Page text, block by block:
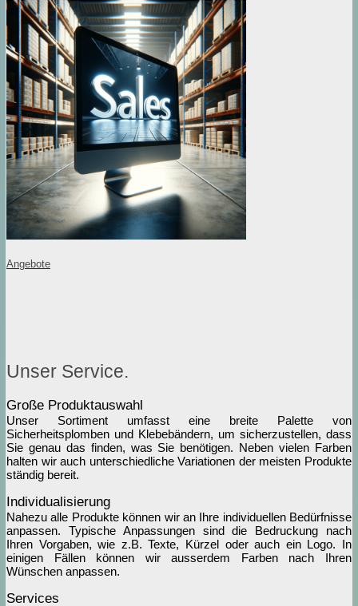
Angebote
Unser Service.
Große Produktauswahl
Unser Sortiment umfasst eine breite Palette von
Sicherheitsplomben und Klebebändern, um sicherzustellen, dass
Sie genau das finden, was Sie benötigen. Neben vielen Farben
halten wir auch unterschiedliche Variationen der meisten Produkte
ständig bereit.
Individualisierung
Nahezu alle Produkte können wir an Ihre individuellen Bedürfnisse
anpassen. Typische Anpassungen sind die Bedruckung nach
Ihren Vorgaben, wie z.B. Texte, Kürzel oder auch ein Logo. In
einigen Fällen können wir ausserdem Farben nach Ihren
Wünschen anpassen.
Services